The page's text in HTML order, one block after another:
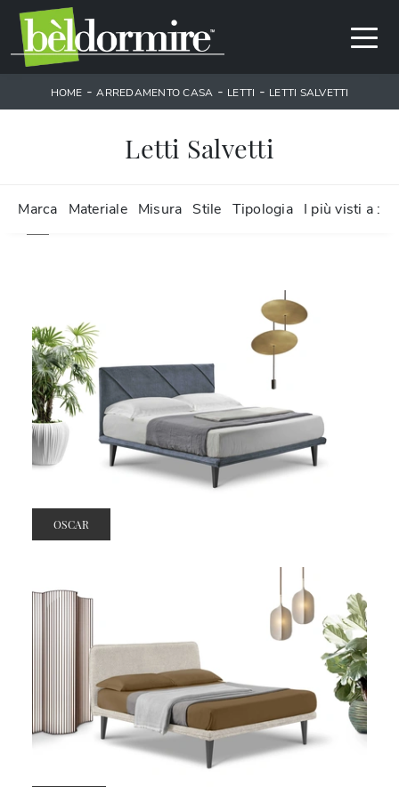
HOME -ARREDAMENTO CASA - LETTI - LETTI SALVETTI
Letti Salvetti
Marca Materiale Misura Stile Tipologia I più visti a :
OSCAR